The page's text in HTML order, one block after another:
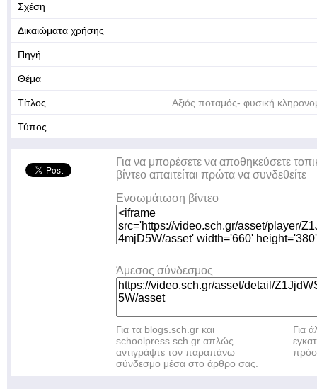
Σχέση
Δικαιώματα χρήσης
Πηγή
Θέμα
Τίτλος Αξιός ποταμός- φυσική
Τύπος
Για να μπορέσετε να αποθηκεύσετε
βίντεο απαιτείται πρώτα να συνδεθείτε
Ενσωμάτωση βίντεο
Άμεσος σύνδεσμος
Για τα blogs.sch.gr και
schoolpress.sch.gr απλώς
αντιγράψτε τον παραπάνω
σύνδεσμο μέσα στο άρθρο σας.
Για